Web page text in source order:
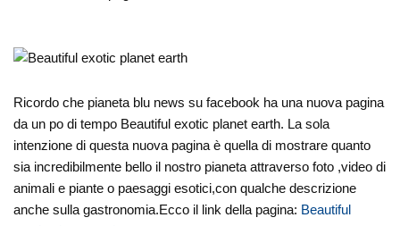
Ricordo che pianeta blu news su facebook ha una nuova pagina
da un po di tempo Beautiful exotic planet earth. La sola
intenzione di questa nuova pagina è quella di mostrare quanto
sia incredibilmente bello il nostro pianeta attraverso foto ,video di
animali e piante o paesaggi esotici,con qualche descrizione
anche sulla gastronomia.Ecco il link della pagina: Beautiful